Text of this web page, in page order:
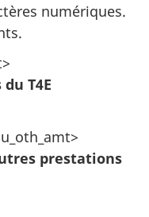
numériques.
T4E
prestations